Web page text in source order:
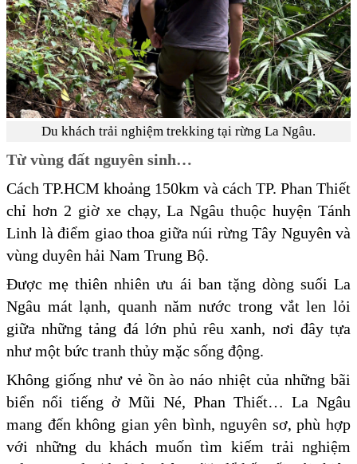
Du khách trải nghiệm trekking tại rừng La Ngâu.
Từ vùng đất nguyên sinh…
Cách TP.HCM khoảng 150km và cách TP. Phan Thiết
chỉ hơn 2 giờ xe chạy, La Ngâu thuộc huyện Tánh
Linh là điểm giao thoa giữa núi rừng Tây Nguyên và
vùng duyên hải Nam Trung Bộ.
Được mẹ thiên nhiên ưu ái ban tặng dòng suối La
Ngâu mát lạnh, quanh năm nước trong vắt len lỏi
giữa những tảng đá lớn phủ rêu xanh, nơi đây tựa
như một bức tranh thủy mặc sống động.
Không giống như vẻ ồn ào náo nhiệt của những bãi
biển nổi tiếng ở Mũi Né, Phan Thiết… La Ngâu
mang đến không gian yên bình, nguyên sơ, phù hợp
với những du khách muốn tìm kiếm trải nghiệm